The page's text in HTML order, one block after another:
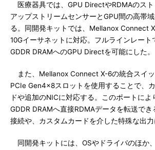
医療器具では、GPU DirectやRDMAのス
アップストリームセンサーとGPU間の高帯
る。同開発キットでは、Mellanox Connect
10Gイーサネットに対応。フルラインレート
GDDR DRAMへのGPU Directを可能にした。
また、Mellanox Connect X-6の統合スイ
PCIe Gen4x8スロットを使用することで、
ドや追加のNICに対応する。このポートによ
GDDR DRAMへ直接RDMAデータを転送で
接続や、カスタムカードを介した特殊な出力
同開発キットには、OSやドライバのほか